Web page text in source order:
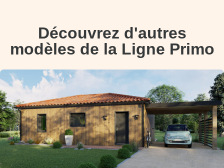
Découvrez d'autres
modèles de la Ligne Primo